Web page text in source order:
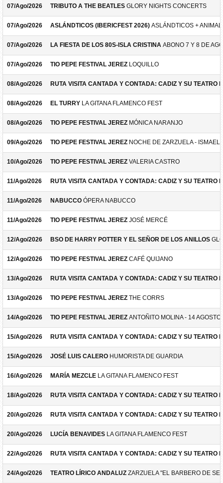
07/Ago/2026 TRIBUTO A THE BEATLES GLORY NIGHTS CONCERTS
07/Ago/2026 ASLÁNDTICOS (IBERICFEST 2026) ASLÁNDTICOS +
07/Ago/2026 LA FIESTA DE LOS 80S-ISLA CRISTINA ABONO 7 Y 8 DE
07/Ago/2026 TIO PEPE FESTIVAL JEREZ LOQUILLO
08/Ago/2026 RUTA VISITA CANTADA Y CONTADA: CADIZ Y SU TEATRO
08/Ago/2026 EL TURRY LA GITANA FLAMENCO FEST
08/Ago/2026 TIO PEPE FESTIVAL JEREZ MÓNICA NARANJO
09/Ago/2026 TIO PEPE FESTIVAL JEREZ NOCHE DE ZARZUELA -
10/Ago/2026 TIO PEPE FESTIVAL JEREZ VALERIA CASTRO
11/Ago/2026 RUTA VISITA CANTADA Y CONTADA: CADIZ Y SU TEATRO
11/Ago/2026 NABUCCO ÓPERA NABUCCO
11/Ago/2026 TIO PEPE FESTIVAL JEREZ JOSÉ MERCÉ
12/Ago/2026 BSO DE HARRY POTTER Y EL SEÑOR DE LOS ANILLOS
12/Ago/2026 TIO PEPE FESTIVAL JEREZ CAFÉ QUIJANO
13/Ago/2026 RUTA VISITA CANTADA Y CONTADA: CADIZ Y SU TEATRO
13/Ago/2026 TIO PEPE FESTIVAL JEREZ THE CORRS
14/Ago/2026 TIO PEPE FESTIVAL JEREZ ANTOÑITO MOLINA - 14 AGOSTO
15/Ago/2026 RUTA VISITA CANTADA Y CONTADA: CADIZ Y SU TEATRO
15/Ago/2026 JOSÉ LUIS CALERO HUMORISTA DE GUARDIA
16/Ago/2026 MARÍA MEZCLE LA GITANA FLAMENCO FEST
18/Ago/2026 RUTA VISITA CANTADA Y CONTADA: CADIZ Y SU TEATRO
20/Ago/2026 RUTA VISITA CANTADA Y CONTADA: CADIZ Y SU TEATRO
20/Ago/2026 LUCÍA BENAVIDES LA GITANA FLAMENCO FEST
22/Ago/2026 RUTA VISITA CANTADA Y CONTADA: CADIZ Y SU TEATRO
24/Ago/2026 TEATRO LÍRICO ANDALUZ ZARZUELA "EL BARBERO DE